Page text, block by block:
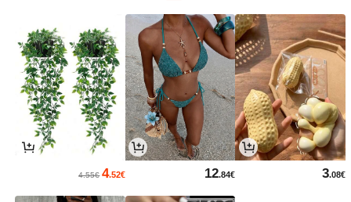
3.08€
12.84€
4.52€
4.55€